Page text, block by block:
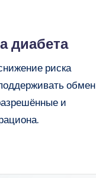
диабета
риска
обмен
и